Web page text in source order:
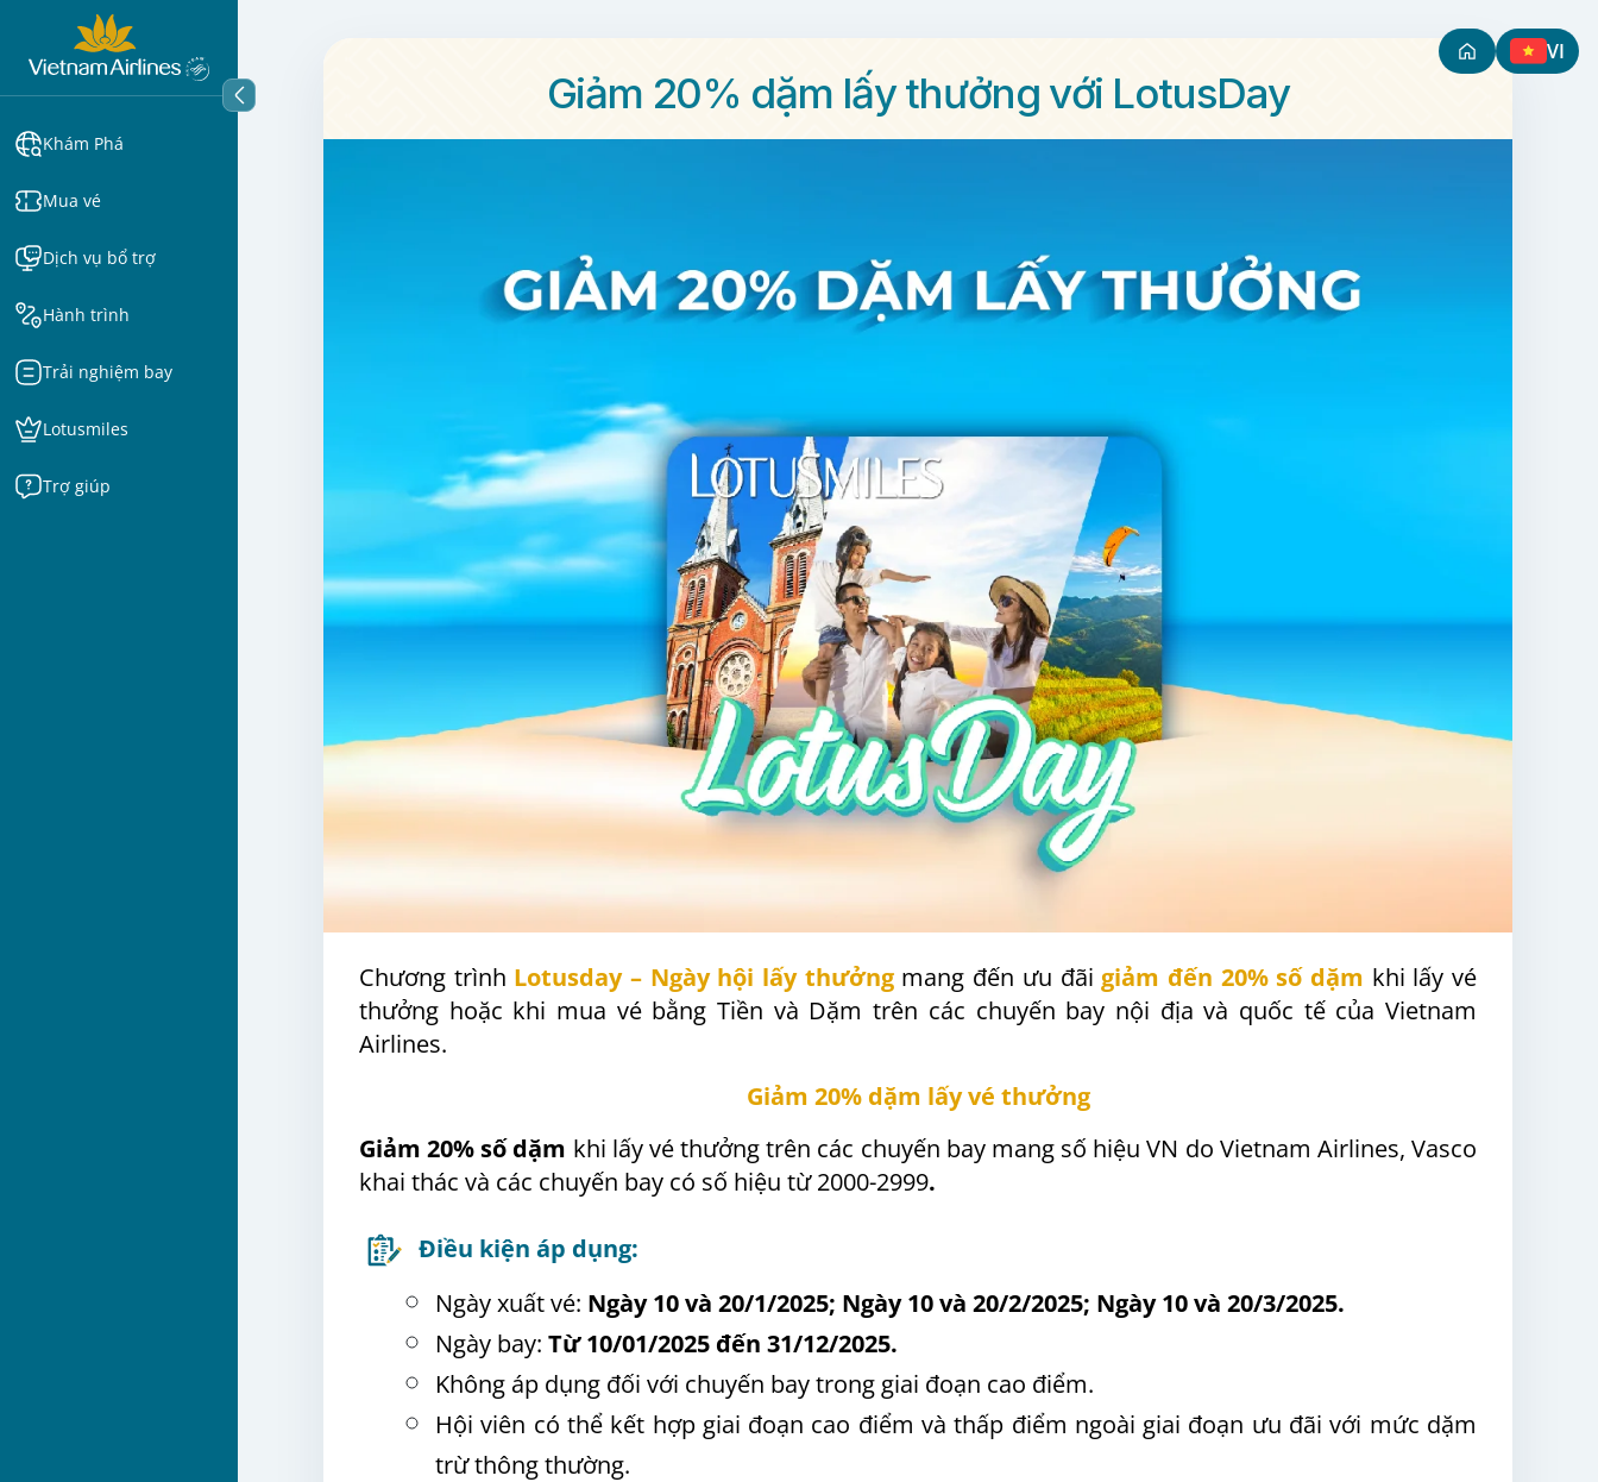
Khám Phá
Mua vé
Dịch vụ bổ trợ
Hành trình
Trải nghiệm bay
Lotusmiles
Trợ giúp
VI
Giảm 20% dặm lấy thưởng với LotusDay
Chương trình Lotusday – Ngày hội lấy thưởng mang đến ưu đãi giảm đến 20% số dặm khi lấy vé
thưởng hoặc khi mua vé bằng Tiền và Dặm trên các chuyến bay nội địa và quốc tế của Vietnam
Airlines.
Giảm 20% dặm lấy vé thưởng
Giảm 20% số dặm khi lấy vé thưởng trên các chuyến bay mang số hiệu VN do Vietnam Airlines, Vasco
khai thác và các chuyến bay có số hiệu từ 2000-2999.
Điều kiện áp dụng:
Ngày xuất vé: Ngày 10 và 20/1/2025; Ngày 10 và 20/2/2025; Ngày 10 và 20/3/2025.
Ngày bay: Từ 10/01/2025 đến 31/12/2025.
Không áp dụng đối với chuyến bay trong giai đoạn cao điểm.
Hội viên có thể kết hợp giai đoạn cao điểm và thấp điểm ngoài giai đoạn ưu đãi với mức dặm
trừ thông thường.